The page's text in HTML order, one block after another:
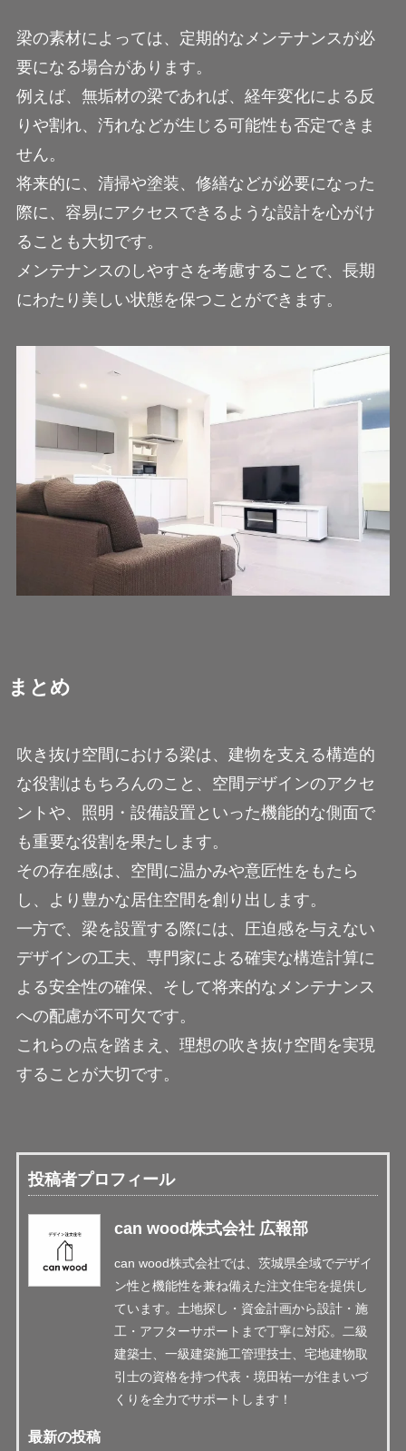
梁の素材によっては、定期的なメンテナンスが必
要になる場合があります。
例えば、無垢材の梁であれば、経年変化による反
りや割れ、汚れなどが生じる可能性も否定できま
せん。
将来的に、清掃や塗装、修繕などが必要になった
際に、容易にアクセスできるような設計を心がけ
ることも大切です。
メンテナンスのしやすさを考慮することで、長期
にわたり美しい状態を保つことができます。
まとめ
吹き抜け空間における梁は、建物を支える構造的
な役割はもちろんのこと、空間デザインのアクセ
ントや、照明・設備設置といった機能的な側面で
も重要な役割を果たします。
その存在感は、空間に温かみや意匠性をもたら
し、より豊かな居住空間を創り出します。
一方で、梁を設置する際には、圧迫感を与えない
デザインの工夫、専門家による確実な構造計算に
よる安全性の確保、そして将来的なメンテナンス
への配慮が不可欠です。
これらの点を踏まえ、理想の吹き抜け空間を実現
することが大切です。
投稿者プロフィール
can wood株式会社 広報部
can wood株式会社では、茨城県全域でデザイ
ン性と機能性を兼ね備えた注文住宅を提供し
ています。土地探し・資金計画から設計・施
工・アフターサポートまで丁寧に対応。二級
建築士、一級建築施工管理技士、宅地建物取
引士の資格を持つ代表・境田祐一が住まいづ
くりを全力でサポートします！
最新の投稿